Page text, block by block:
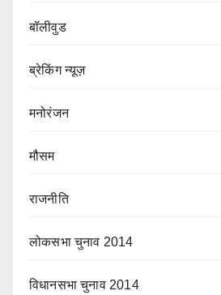
बॉलीवुड
ब्रेकिंग न्यूज़
मनोरंजन
मौसम
राजनीति
लोकसभा चुनाव 2014
विधानसभा चुनाव 2014